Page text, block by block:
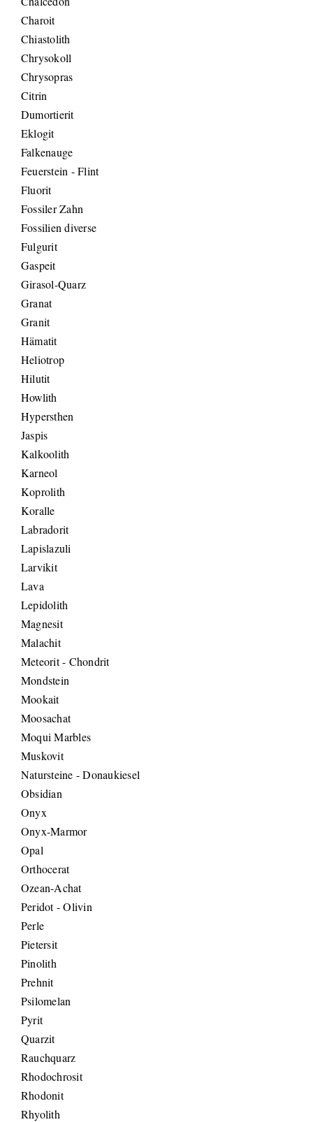
Charoit
Chiastolith
Chrysokoll
Chrysopras
Citrin
Dumortierit
Eklogit
Falkenauge
Feuerstein - Flint
Fluorit
Fossiler Zahn
Fossilien diverse
Fulgurit
Gaspeit
Girasol-Quarz
Granat
Granit
Hämatit
Heliotrop
Hilutit
Howlith
Hypersthen
Jaspis
Kalkoolith
Karneol
Koprolith
Koralle
Labradorit
Lapislazuli
Larvikit
Lava
Lepidolith
Magnesit
Malachit
Meteorit - Chondrit
Mondstein
Mookait
Moosachat
Moqui Marbles
Muskovit
Natursteine - Donaukiesel
Obsidian
Onyx
Onyx-Marmor
Opal
Orthocerat
Ozean-Achat
Peridot - Olivin
Perle
Pietersit
Pinolith
Prehnit
Psilomelan
Pyrit
Quarzit
Rauchquarz
Rhodochrosit
Rhodonit
Rhyolith